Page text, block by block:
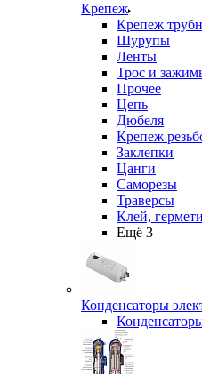
Крепеж
Крепеж
Шурупы
Ленты
Трос и
Прочее
Цепь
Дюбеля
Крепеж
Заклепки
Цанги
Саморезы
Траверсы
Клей,
Ещё 3
Конденсаторы